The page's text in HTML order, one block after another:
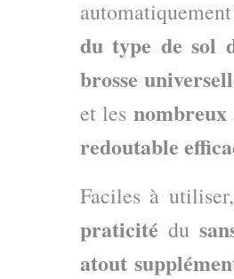
du type de sol
brosse
et les nombreux
redoutable
Faciles à
praticité du
atout